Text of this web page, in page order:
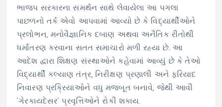
ભાજપ સરકારના સમર્થન સાથે લેવાયેલા આ પગલા
પાછળનો તર્ક એવો આપવામાં આવ્યો છે કે વિદ્યાર્થીઓને
પ્રલોભન, મનોવૈજ્ઞાનિક દબાણ અથવા અનૈતિક રીતોથી
ધર્માંતરણ કરવાના સતત સમાચારો મળી રહ્યા છે. આ
આદેશ દ્વારા શિક્ષણ સંસ્થાઓને કહેવામાં આવ્યું છે કે તેઓ
વિદ્યાર્થી કલ્યાણ તંત્ર, નિરીક્ષણ પ્રણાલી અને ફરિયાદ
નિવારણ પ્રક્રિયાઓને વધુ મજબૂત બનાવે, જેથી આવી
‘ગેરકાયદેસર’ પ્રવૃત્તિઓને રોકી શકાય.